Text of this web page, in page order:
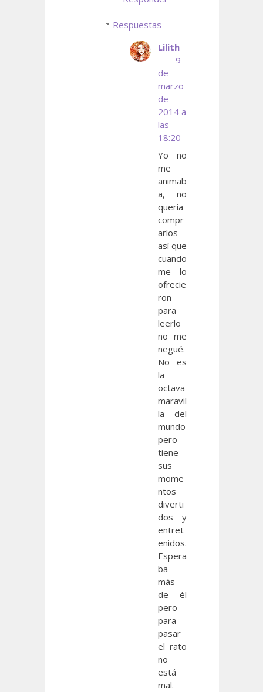
Respuestas
Lilith
9
de
marzo
de
2014 a
las
18:20
Yo no
me
animab
a, no
quería
compr
arlos
así que
cuando
me lo
ofrecie
ron
para
leerlo
no me
negué.
No es
la
octava
maravil
la del
mundo
pero
tiene
sus
mome
ntos
diverti
dos y
entret
enidos.
Espera
ba
más
de él
pero
para
pasar
el rato
no
está
mal.